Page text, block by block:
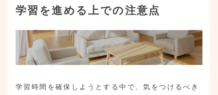
学習を進める上での注意点
学習時間を確保しようとする中で、気をつけるべき